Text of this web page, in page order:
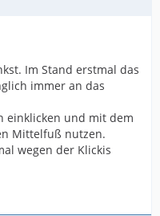
Im Stand erstmal das
immer an das
einklicken und mit dem
Mittelfuß nutzen.
wegen der Klickis